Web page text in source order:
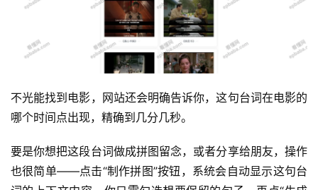
不光能找到电影，网站还会明确告诉你，这句台词在电影的
哪个时间点出现，精确到几分几秒。
要是你想把这段台词做成拼图留念，或者分享给朋友，操作
也很简单——点击“制作拼图”按钮，系统会自动显示这句台